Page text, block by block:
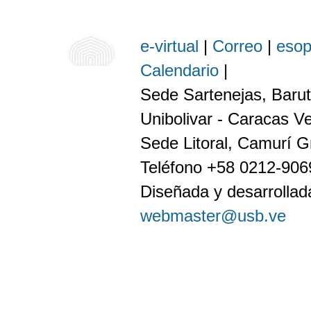
e-virtual | Correo|
Calendario|
Sede Sartenejas,
Unibolivar - Caracas
Sede Litoral, Camurí
Teléfono +58 0212-
Diseñada y
webmaster@usb.ve